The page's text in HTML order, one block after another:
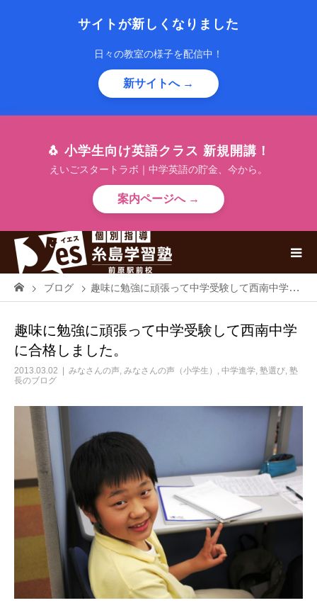
サイトが新しくなりました
日々の教室の様子を配信中！
新サイトへ →
🐧 小学生向け英語クラス 新規開講！
えいごスタートラボ｜中学英語の貯金、今から。
案内ページへ →
ブログ 趣味に勉強に頑張って中学受験して西南中学に合格しました。
趣味に勉強に頑張って中学受験して西南中学
に合格しました。
2013.03.02 みなさんの声, みなさんの声（小学生） , 中学進学, 塾選び, 塾
長のブログ